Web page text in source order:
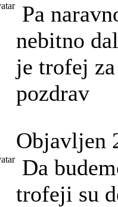
Pa
nebitno
je trofej za
pozdrav
Objavljen
Da
trofeji su